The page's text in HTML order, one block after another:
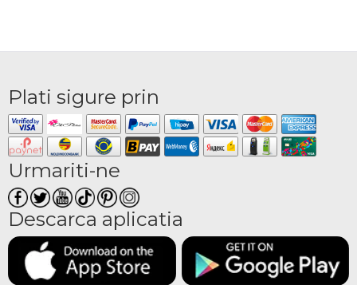
Plati sigure prin
Urmariti-ne
Descarca aplicatia